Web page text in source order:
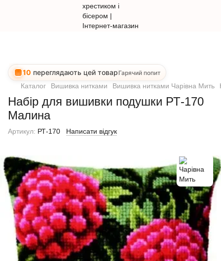
10 переглядають цей товар Гарячий попит
Каталог Вишивка нитками Вишивка нитками Чарівна Мить
Набір для вишивки подушки РТ-170
Малина
Артикул: РТ-170 Написати відгук